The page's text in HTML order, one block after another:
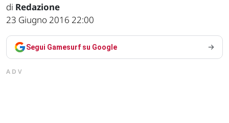
di Redazione
23 Giugno 2016 22:00
Segui Gamesurf su Google
ADV